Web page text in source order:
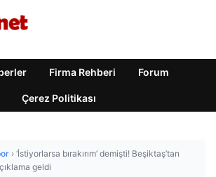
Firma Rehberi Forum
Çerez Politikası
› ‘İstiyorlarsa bırakırım’ demişti! Beşiktaş’tan
geldi